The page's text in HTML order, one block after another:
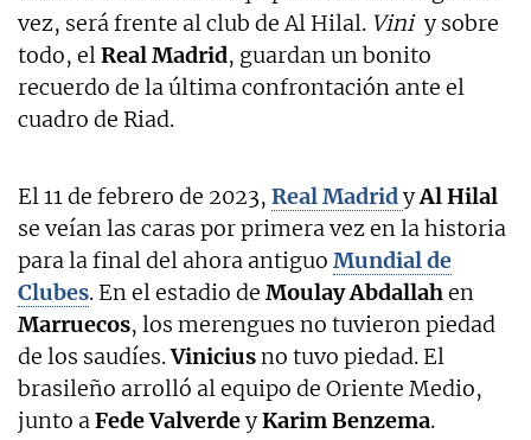
vez, será frente al club de Al Hilal. Vini y sobre
todo, elReal Madrid, guardan un bonito
recuerdo de la última confrontación ante el
cuadro de Riad.
El 11 de febrero de 2023, Real MadridyAl Hilal
se veían las caras por primera vez en la historia
para la final del ahora antiguo Mundial de
Clubes. En el estadio de Moulay Abdallahen
Marruecos, los merengues no tuvieron piedad
de los saudíes.Viniciusno tuvo piedad. El
brasileño arrolló al equipo de Oriente Medio,
junto aFedeValverdeyKarimBenzema.